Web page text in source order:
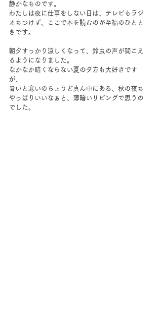
静かなものです。
わたしは夜に仕事をしない日は、テレビもラジ
オもつけず、ここで本を読むのが至福のひとと
きです。
朝夕すっかり涼しくなって、鈴虫の声が聞こえ
るようになりました。
なかなか暗くならない夏の夕方も大好きです
が、
暑いと寒いのちょうど真ん中にある、秋の夜も
やっぱりいいなぁと、薄暗いリビングで思うの
でした。